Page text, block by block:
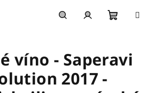
košík
víno - Saperavi
2017 -